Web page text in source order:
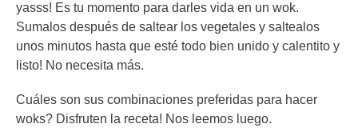
yasss! Es tu momento para darles vida en un wok.
Sumalos después de saltear los vegetales y saltealos
unos minutos hasta que esté todo bien unido y calentito y
listo! No necesita más.
Cuáles son sus combinaciones preferidas para hacer
woks? Disfruten la receta! Nos leemos luego.